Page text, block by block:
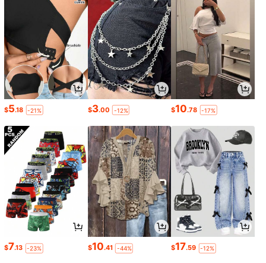
$5.18 -21% $3.00 -12% $10.78 -17%
$7.13 -23% $10.41 -44% $17.59 -12%